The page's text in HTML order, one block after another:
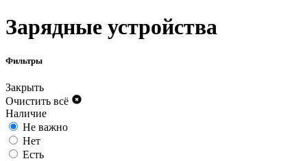
Зарядные устройства
Фильтры
Закрыть
Очистить всё
Наличие
Не важно
Нет
Есть